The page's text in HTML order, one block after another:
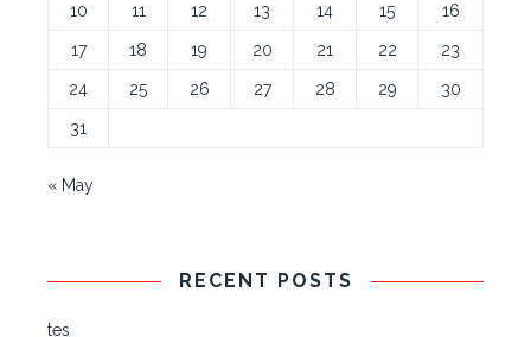
10 11 12 13 14 15 16
17 18 19 20 21 22 23
24 25 26 27 28 29 30
31
« May
RECENT POSTS
tes